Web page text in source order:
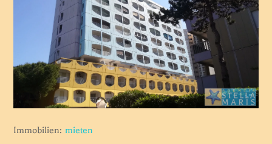
Immobilien: mieten